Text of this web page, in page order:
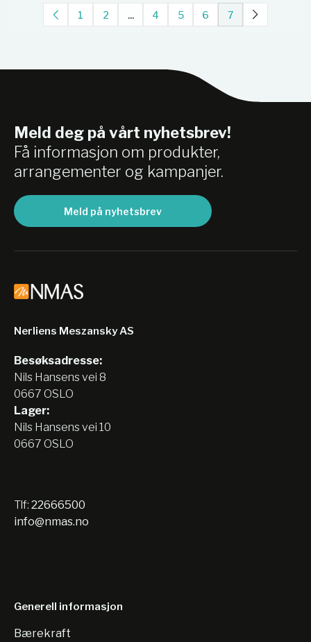
1 2 ... 4 5 6 7
Meld deg på vårt nyhetsbrev!
Få informasjon om produkter,
arrangementer og kampanjer.
Meld på nyhetsbrev
Nerliens Meszansky AS
Besøksadresse:
Nils Hansens vei 8
0667 OSLO
Lager:
Nils Hansens vei 10
0667 OSLO
Tlf: 22666500
info@nmas.no
Generell informasjon
Bærekraft